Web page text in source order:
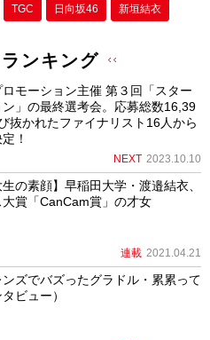
TGC 日向坂46 新垣結衣
ンキング
モーション主催 第３回「スター
」の最終選考会。応募総数16,39
抜かれたファイナリスト16人から
！
NEXT 2023.10.10
生の素顔】早稲田大学・渡邉結衣、
賞「CanCam賞」の才女
連載 2021.04.21
ズでバズったグラドル・累累って
ビュー）